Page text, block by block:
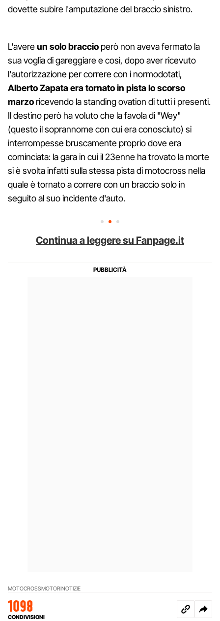
dovette subire l'amputazione del braccio sinistro.
L'avereun solo braccio però non aveva fermato la
sua voglia di gareggiare e così, dopo aver ricevuto
l'autorizzazione per correre con i normodotati,
Alberto Zapata era tornato in pista lo scorso
marzo ricevendo la standing ovation di tutti i presenti.
Il destino però ha voluto che la favola di "Wey"
(questo il soprannome con cui era conosciuto) si
interrompesse bruscamente proprio dove era
cominciata: la gara in cui il 23enne ha trovato la morte
si è svolta infatti sulla stessa pista di motocross nella
quale è tornato a correre con un braccio solo in
seguito al suo incidente d'auto.
Continua a leggere su Fanpage.it
MOTOCROSSMOTORINOTIZIE
1098
CONDIVISIONI